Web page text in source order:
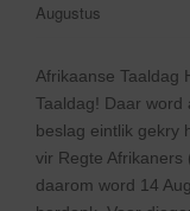
Augustus
Afrikaanse Taaldag
Taaldag! Daar word
beslag eintlik gekry
vir Regte Afrikaners
daarom word 14